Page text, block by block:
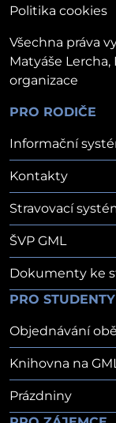
PRO RODIČE
Informační
Kontakty
Stravovací
ŠVP GML
Dokumenty ke
PRO STUDENTY
Objednávání
Knihovna na
Prázdniny
Politika cookies
Všechna práva
Matyáše Lercha,
organizace